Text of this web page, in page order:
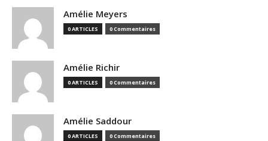
Amélie Meyers
0 ARTICLES 0 Commentaires
Amélie Richir
0 ARTICLES 0 Commentaires
Amélie Saddour
0 ARTICLES 0 Commentaires